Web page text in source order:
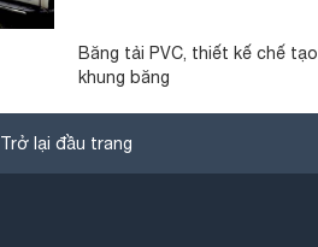
Băng tải PVC, thiết kế chế tạo
khung băng
Trở lại đầu trang